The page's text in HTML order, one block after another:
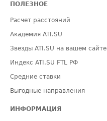
ПОЛЕЗНОЕ
Расчет расстояний
Академия ATI.SU
Звезды ATI.SU на вашем сайте
Индекс ATI.SU FTL РФ
Средние ставки
Выгодные направления
ИНФОРМАЦИЯ